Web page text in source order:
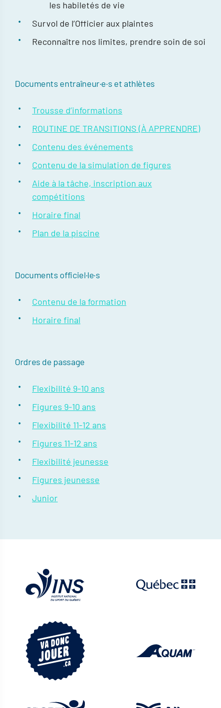
les habiletés de vie
Survol de l’Officier aux plaintes
Reconnaître nos limites, prendre soin de soi
Documents entraîneur·e·s et athlètes
Trousse d’informations
ROUTINE DE TRANSITIONS (À APPRENDRE)
Contenu des événements
Contenu de la simulation de figures
Aide à la tâche, inscription aux
compétitions
Horaire final
Plan de la piscine
Documents officiel·le·s
Contenu de la formation
Horaire final
Ordres de passage
Flexibilité 9-10 ans
Figures 9-10 ans
Flexibilité 11-12 ans
Figures 11-12 ans
Flexibilité jeunesse
Figures jeunesse
Junior